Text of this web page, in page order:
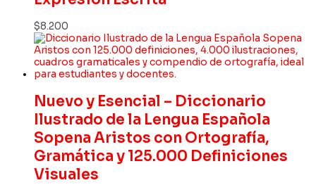
$8.200
Nuevo y Esencial – Diccionario
Ilustrado de la Lengua Española
Sopena Aristos con Ortografía,
Gramática y 125.000 Definiciones
Visuales